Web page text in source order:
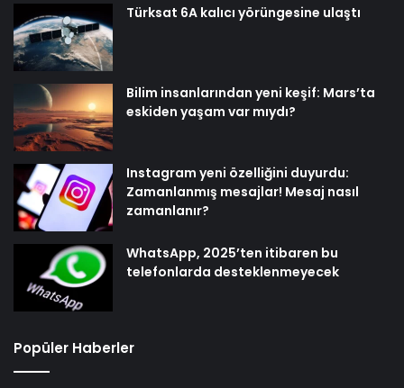
Türksat 6A kalıcı yörüngesine ulaştı
Bilim insanlarından yeni keşif: Mars’ta
eskiden yaşam var mıydı?
Instagram yeni özelliğini duyurdu:
Zamanlanmış mesajlar! Mesaj nasıl
zamanlanır?
WhatsApp, 2025’ten itibaren bu
telefonlarda desteklenmeyecek
Popüler Haberler